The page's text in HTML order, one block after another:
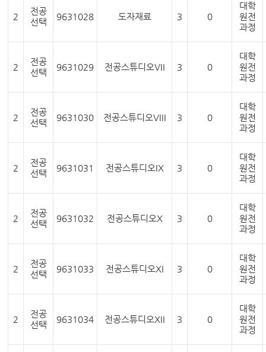
2
전공
선택
9631028 도자재료 3 0
대학
원전
과정
2
전공
선택
9631029 전공스튜디오VII 3 0
대학
원전
과정
2
전공
선택
9631030 전공스튜디오VIII 3 0
대학
원전
과정
2
전공
선택
9631031 전공스튜디오IX 3 0
대학
원전
과정
2
전공
선택
9631032 전공스튜디오X 3 0
대학
원전
과정
2
전공
선택
9631033 전공스튜디오XI 3 0
대학
원전
과정
2
전공
선택
9631034 전공스튜디오XII 3 0
대학
원전
과정